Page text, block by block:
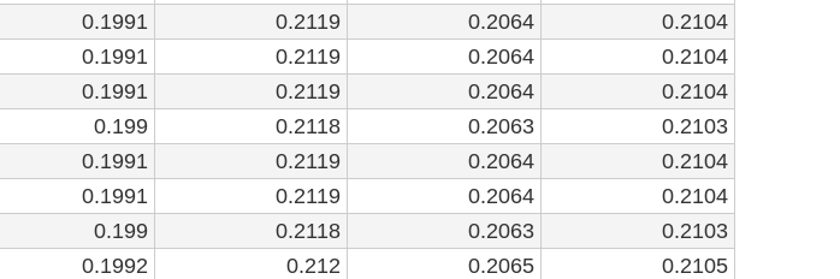
0.1991 0.2119 0.2064
0.2104
0.1991 0.2119 0.2064
0.2104
0.1991 0.2119 0.2064
0.2104
0.199 0.2118 0.2063
0.2103
0.1991 0.2119 0.2064
0.2104
0.1991 0.2119 0.2064
0.2104
0.199 0.2118 0.2063
0.2103
0.1992 0.212 0.2065
0.2105